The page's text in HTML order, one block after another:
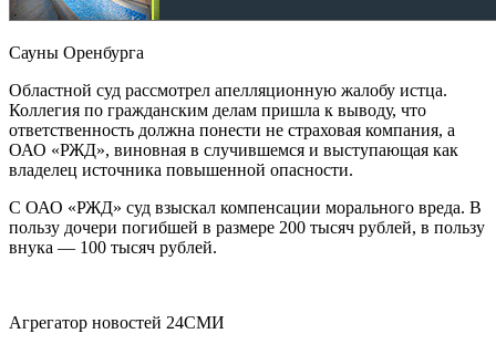
Сауны Оренбурга
Областной суд рассмотрел апелляционную жалобу истца.
Коллегия по гражданским делам пришла к выводу, что
ответственность должна понести не страховая компания, а
ОАО «РЖД», виновная в случившемся и выступающая как
владелец источника повышенной опасности.
С ОАО «РЖД» суд взыскал компенсации морального вреда. В
пользу дочери погибшей в размере 200 тысяч рублей, в пользу
внука — 100 тысяч рублей.
Агрегатор новостей 24СМИ